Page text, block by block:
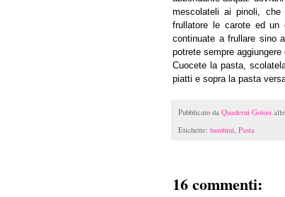
mescolateli ai pinoli, che
frullatore le carote ed un
continuate a frullare sino
potrete sempre aggiungere
Cuocete la pasta,
piatti e sopra la pasta
Pubblicato da Quaderni Golosi alle
Etichette: bambini, Pasta
16 commenti: